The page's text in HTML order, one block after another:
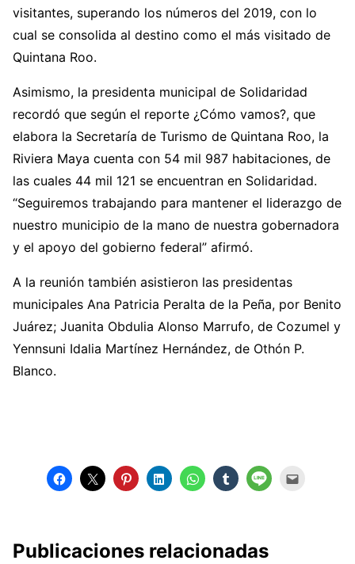
visitantes, superando los números del 2019, con lo
cual se consolida al destino como el más visitado de
Quintana Roo.
Asimismo, la presidenta municipal de Solidaridad
recordó que según el reporte ¿Cómo vamos?, que
elabora la Secretaría de Turismo de Quintana Roo, la
Riviera Maya cuenta con 54 mil 987 habitaciones, de
las cuales 44 mil 121 se encuentran en Solidaridad.
“Seguiremos trabajando para mantener el liderazgo de
nuestro municipio de la mano de nuestra gobernadora
y el apoyo del gobierno federal” afirmó.
A la reunión también asistieron las presidentas
municipales Ana Patricia Peralta de la Peña, por Benito
Juárez; Juanita Obdulia Alonso Marrufo, de Cozumel y
Yennsuni Idalia Martínez Hernández, de Othón P.
Blanco.
Publicaciones relacionadas